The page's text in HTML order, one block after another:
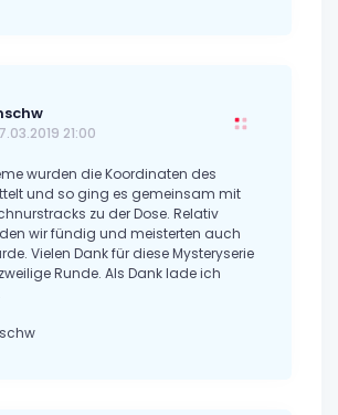
21:00
wurden die Koordinaten des
und so ging es gemeinsam mit
zu der Dose. Relativ
wir fündig und meisterten auch
Vielen Dank für diese Mysteryserie
Runde. Als Dank lade ich